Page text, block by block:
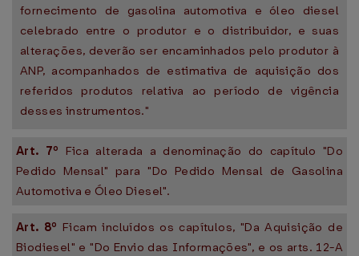
fornecimento de gasolina automotiva e óleo diesel
celebrado entre o produtor e o distribuidor, e suas
alterações, deverão ser encaminhados pelo produtor à
ANP, acompanhados de estimativa de aquisição dos
referidos produtos relativa ao período de vigência
desses instrumentos."
Art. 7º Fica alterada a denominação do capítulo "Do
Pedido Mensal" para "Do Pedido Mensal de Gasolina
Automotiva e Óleo Diesel".
Art. 8º Ficam incluídos os capítulos, "Da Aquisição de
Biodiesel" e "Do Envio das Informações", e os arts. 12-A